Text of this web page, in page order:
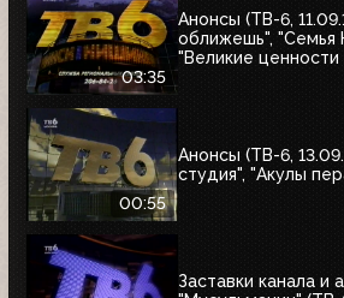
03:35
Анонсы (ТВ-6,
оближешь", "Семья
"Великие
00:55
Анонсы (ТВ-6,
студия", "Акулы
Заставки канала и